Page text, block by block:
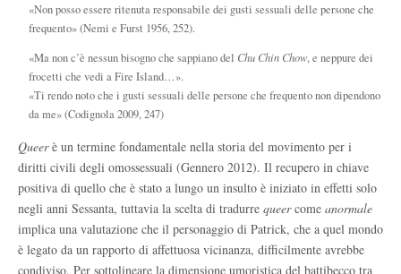
«Non posso essere ritenuta responsabile dei gusti sessuali delle persone che
frequento» (Nemi e Furst 1956, 252).
«Ma non c’è nessun bisogno che sappiano del Chu Chin Chow, e neppure dei
frocetti che vedi a Fire Island…».
«Ti rendo noto che i gusti sessuali delle persone che frequento non dipendono
da me» (Codignola 2009, 247)
Queerè un termine fondamentale nella storia del movimento per i
diritti civili degli omossessuali (Gennero 2012). Il recupero in chiave
positiva di quello che è stato a lungo un insulto è iniziato in effetti solo
negli anni Sessanta, tuttavia la scelta di tradurre queercome anormale
implica una valutazione che il personaggio di Patrick, che a quel mondo
è legato da un rapporto di affettuosa vicinanza, difficilmente avrebbe
condiviso. Per sottolineare la dimensione umoristica del battibecco tra